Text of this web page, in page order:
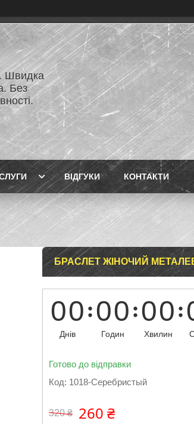
Швидка
Без
ВІДГУКИ КОНТАКТИ
БРАСЛЕТ ЖІНОЧИЙ
00
Днів
00
Годин
00
Хвилин
Готово до відправки
Код: 1018-Серебристый
320 ₴ 260 ₴